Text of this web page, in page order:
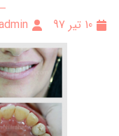
10 تیر 97